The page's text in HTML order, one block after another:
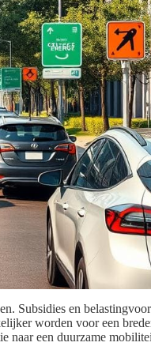
Subsidies en
worden voor een
naar een duurzame